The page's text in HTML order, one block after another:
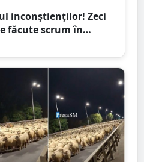
inconștienților! Zeci
făcute scrum în